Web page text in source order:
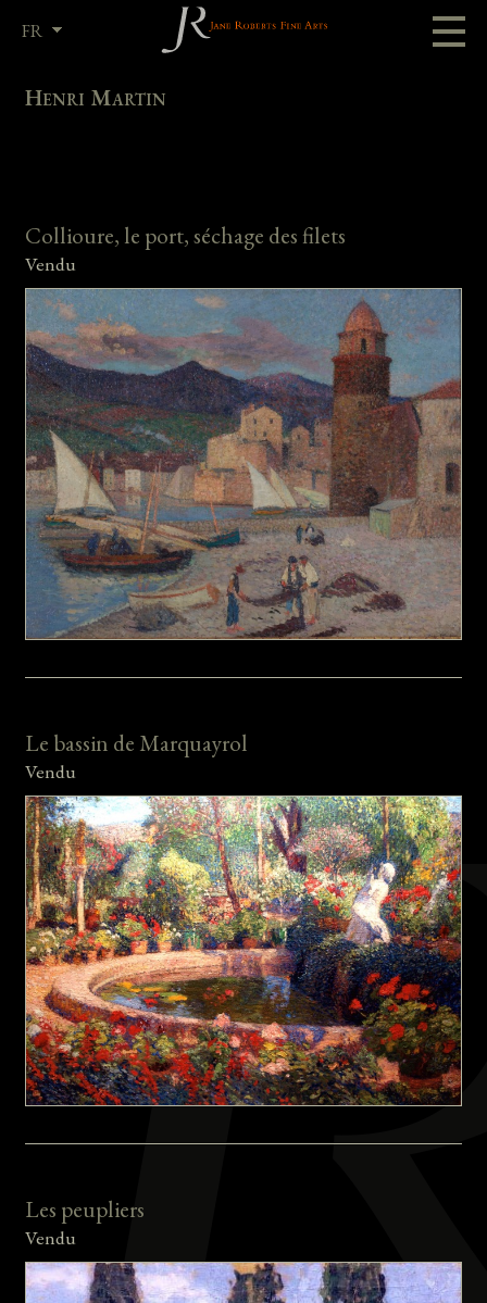
FR
Henri Martin
Collioure, le port, séchage des filets
Vendu
Le bassin de Marquayrol
Vendu
Les peupliers
Vendu